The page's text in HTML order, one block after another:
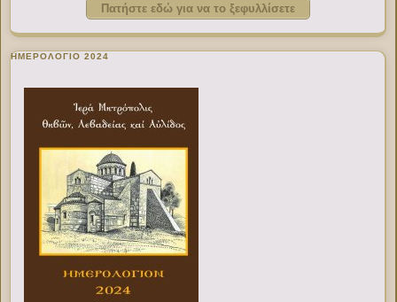
Πατήστε εδώ για να το ξεφυλλίσετε
ΗΜΕΡΟΛΟΓΙΟ 2024